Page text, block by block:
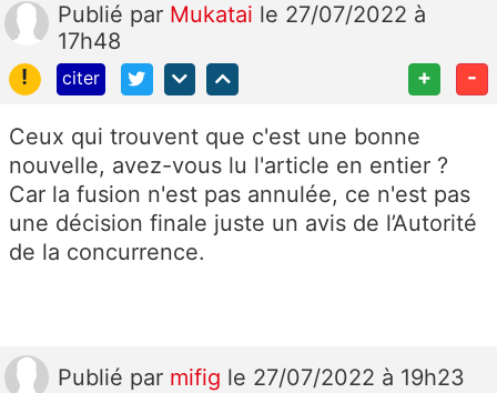
Publié par Mukatai le 27/07/2022 à
17h48
!
citer + -
Ceux qui trouvent que c'est une bonne
nouvelle, avez-vous lu l'article en entier ?
Car la fusion n'est pas annulée, ce n'est pas
une décision finale juste un avis de l’Autorité
de la concurrence.
Publié par mifig le 27/07/2022 à 19h23